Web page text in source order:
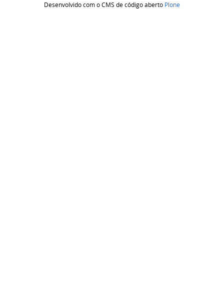
Desenvolvido com o CMS de código aberto Plone